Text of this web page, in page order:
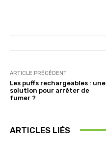
ARTICLE PRÉCÉDENT
Les puffs rechargeables : une
solution pour arrêter de
fumer ?
ARTICLES LIÉS